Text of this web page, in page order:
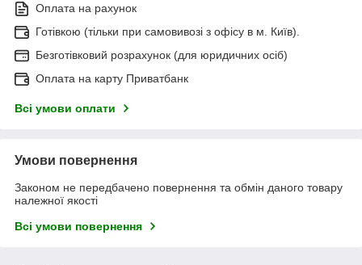
Оплата на рахунок
Готівкою (тільки при самовивозі з офісу в м. Київ).
Безготівковий розрахунок (для юридичних осіб)
Оплата на карту Приватбанк
Всі умови оплати
Умови повернення
Законом не передбачено повернення та обмін даного товару
належної якості
Всі умови повернення